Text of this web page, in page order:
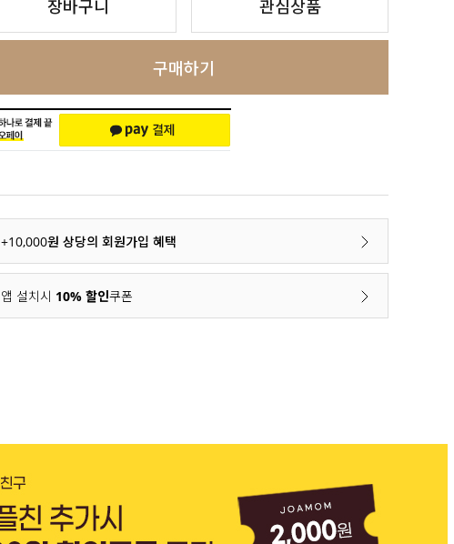
장바구니 관심상품
구매하기
+10,000원 상당의 회원가입 혜택
앱 설치시 10% 할인쿠폰